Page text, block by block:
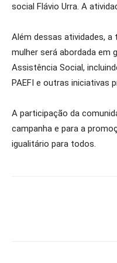
social Flávio Urra. A
Além dessas atividades,
mulher será abordada em
Assistência Social,
PAEFI e outras iniciativas
A participação da
campanha e para a
igualitário para todos.